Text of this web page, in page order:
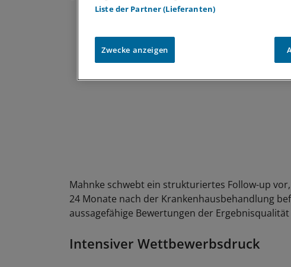
Mahnke schwebt ein strukturiertes Follow-up
24 Monate nach der Krankenhausbehandlung
aussagefähige Bewertungen der
Intensiver Wettbewerbsdruck
Liste der Partner (Lieferanten)
Zwecke anzeigen